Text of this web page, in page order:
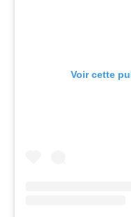
Voir cette